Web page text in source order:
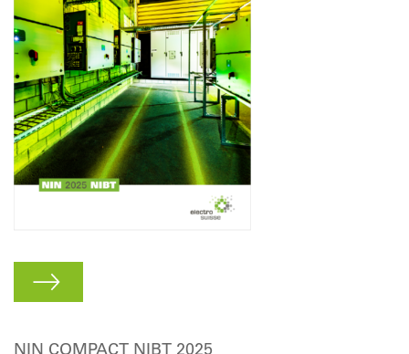
NIN COMPACT NIBT 2025